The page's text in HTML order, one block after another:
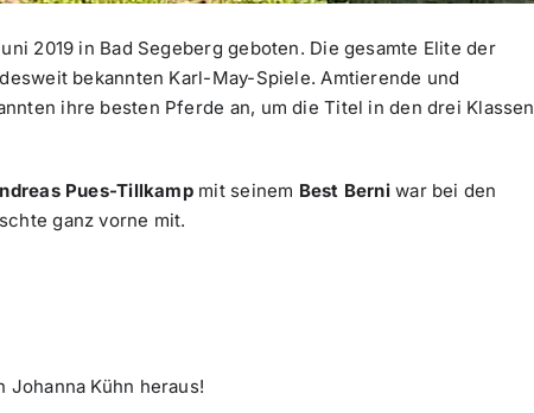
2019 in Bad Segeberg geboten. Die gesamte Elite der
bekannten Karl-May-Spiele. Amtierende und
ihre besten Pferde an, um die Titel in den drei Klassen
Pues-Tillkampmit seinem Best Berniwar bei den
ganz vorne mit.
Kühn heraus!